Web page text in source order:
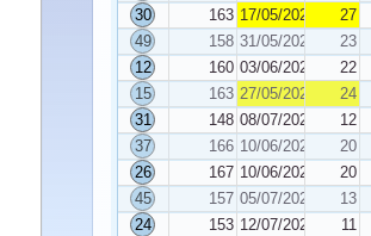
30
163 17/05/2022 27
49
158 31/05/2022 23
12
160 03/06/2022 22
15
163 27/05/2022 24
31
148 08/07/2022 12
37
166 10/06/2022 20
26
167 10/06/2022 20
45
157 05/07/2022 13
24
153 12/07/2022 11